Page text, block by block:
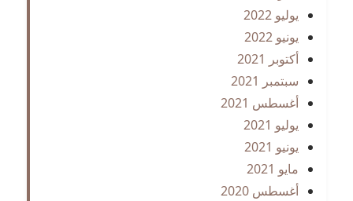
يوليو 2022
يونيو 2022
أكتوبر 2021
سبتمبر 2021
أغسطس 2021
يوليو 2021
يونيو 2021
مايو 2021
أغسطس 2020